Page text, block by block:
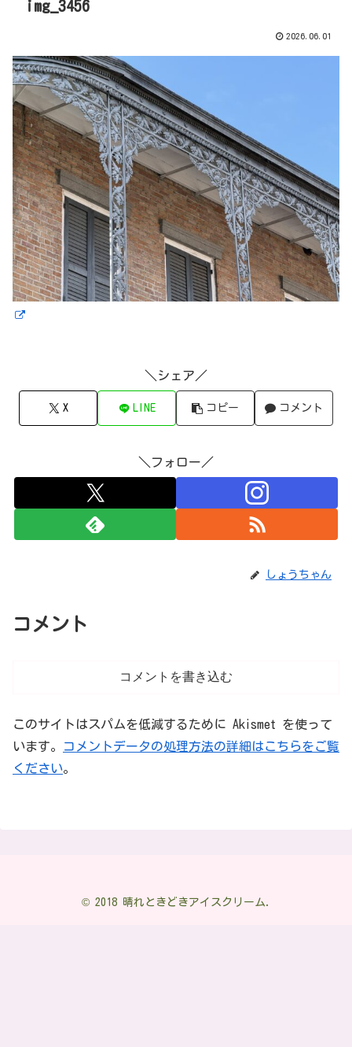
img_3456
2026.06.01
＼シェア／
X LINE コピー コメント
＼フォロー／
しょうちゃん
コメント
コメントを書き込む
このサイトはスパムを低減するために Akismet を使って
います。
コメントデータの処理方法の詳細はこちらをご覧
ください。
© 2018 晴れときどきアイスクリーム.